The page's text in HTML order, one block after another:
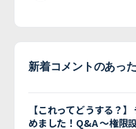
新着コメントのあっ
【これってどうする？
めました！Q&A 〜権限